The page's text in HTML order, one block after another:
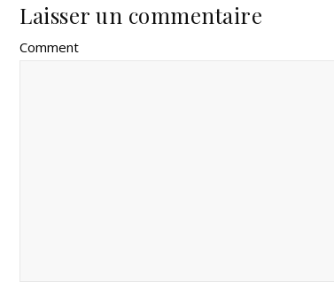
Laisser un commentaire
Comment